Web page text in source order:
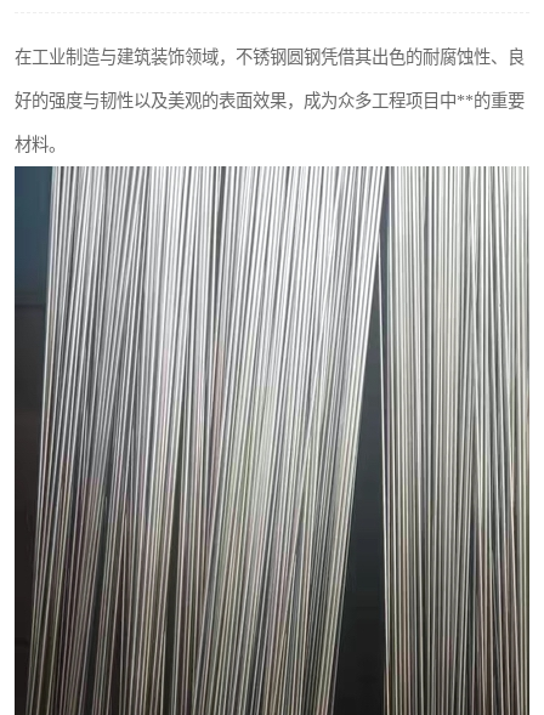
在工业制造与建筑装饰领域，不锈钢圆钢凭借其出色的耐腐蚀性、良
好的强度与韧性以及美观的表面效果，成为众多工程项目中**的重要
材料。